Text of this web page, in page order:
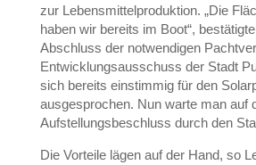
zur Lebensmittelproduktion. „Die
haben wir bereits im Boot“,
Abschluss der notwendigen
Entwicklungsausschuss der Stadt
sich bereits einstimmig für den
ausgesprochen. Nun warte man auf
Aufstellungsbeschluss durch den
Die Vorteile lägen auf der Hand, so